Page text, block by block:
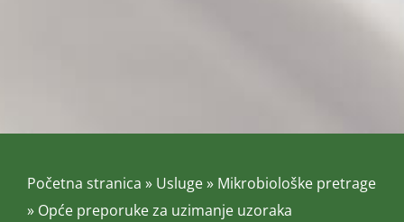
Početna stranica » Usluge» Mikrobiološke pretrage
» Opće preporuke za uzimanje uzoraka